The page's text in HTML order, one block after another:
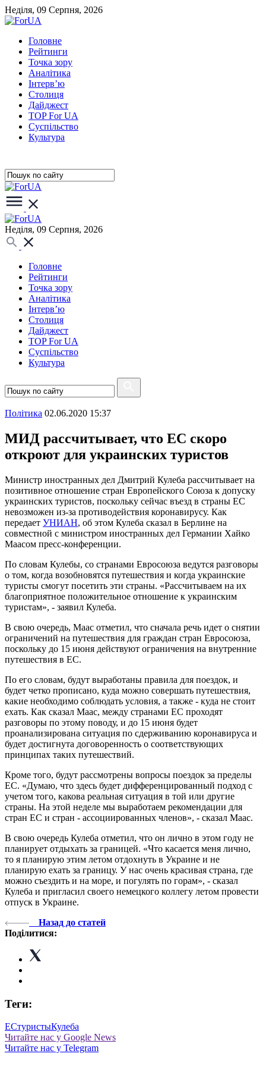
Неділя, 09 Серпня, 2026
Головне
Рейтинги
Точка зору
Аналітика
Інтерв’ю
Столиця
Дайджест
TOP For UA
Суспiльство
Культура
Неділя, 09 Серпня, 2026
Головне
Рейтинги
Точка зору
Аналітика
Інтерв’ю
Столиця
Дайджест
TOP For UA
Суспiльство
Культура
Полiтика 02.06.2020 15:37
МИД рассчитывает, что ЕС скоро
откроют для украинских туристов
Министр иностранных дел Дмитрий Кулеба рассчитывает на
позитивное отношение стран Европейского Союза к допуску
украинских туристов, поскольку сейчас въезд в страны ЕС
невозможен из-за противодействия коронавирусу. Как
передает УНИАН, об этом Кулеба сказал в Берлине на
совместной с министром иностранных дел Германии Хайко
Маасом пресс-конференции.
По словам Кулебы, со странами Евросоюза ведутся разговоры
о том, когда возобновятся путешествия и когда украинские
туристы смогут посетить эти страны. «Рассчитываем на их
благоприятное положительное отношение к украинским
туристам», - заявил Кулеба.
В свою очередь, Маас отметил, что сначала речь идет о снятии
ограничений на путешествия для граждан стран Евросоюза,
поскольку до 15 июня действуют ограничения на внутренние
путешествия в ЕС.
По его словам, будут выработаны правила для поездок, и
будет четко прописано, куда можно совершать путешествия,
какие необходимо соблюдать условия, а также - куда не стоит
ехать. Как сказал Маас, между странами ЕС проходят
разговоры по этому поводу, и до 15 июня будет
проанализирована ситуация по сдерживанию коронавируса и
будет достигнута договоренность о соответствующих
принципах таких путешествий.
Кроме того, будут рассмотрены вопросы поездок за пределы
ЕС. «Думаю, что здесь будет дифференцированный подход с
учетом того, какова реальная ситуация в той или другие
страны. На этой неделе мы выработаем рекомендации для
стран ЕС и стран - ассоциированных членов», - сказал Маас.
В свою очередь Кулеба отметил, что он лично в этом году не
планирует отдыхать за границей. «Что касается меня лично,
то я планирую этим летом отдохнуть в Украине и не
планирую ехать за границу. У нас очень красивая страна, где
можно съездить и на море, и погулять по горам», - сказал
Кулеба и пригласил своего немецкого коллегу летом провести
отпуск в Украине.
Назад до статей
Поділитися:
Теги:
ЕСтуристыКулеба
Читайте нас у Google News
Читайте нас у Telegram